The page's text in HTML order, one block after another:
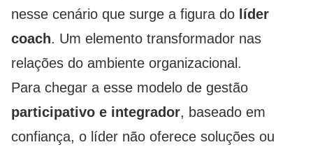
nesse cenário que surge a figura do líder
coach. Um elemento transformador nas
relações do ambiente organizacional.
Para chegar a esse modelo de gestão
participativo e integrador, baseado em
confiança, o líder não oferece soluções ou